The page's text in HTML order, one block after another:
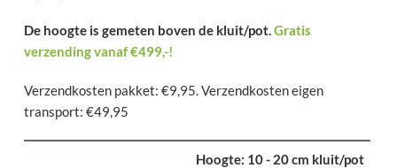
De hoogte is gemeten boven de kluit/pot.Gratis
verzending vanaf €499,-!
Verzendkosten pakket: €9,95. Verzendkosten eigen
transport: €49,95
10 - 20 cm kluit/pot